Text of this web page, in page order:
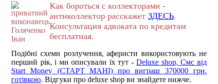
Как бороться с коллекторами -
антиколлектор расскажет ЗДЕСЬ.
Консультация адвоката по кредитам
бесплатная.
Подібні схеми розлучення, аферисти використовують не
перший рік, і ми описували їх тут -Deluxe shop, Смс від
Start Money (СТАРТ МАНІ) про виграш 370000 грн.
готівкою. Відгуки про deluxe shop ви знайдете нижче.